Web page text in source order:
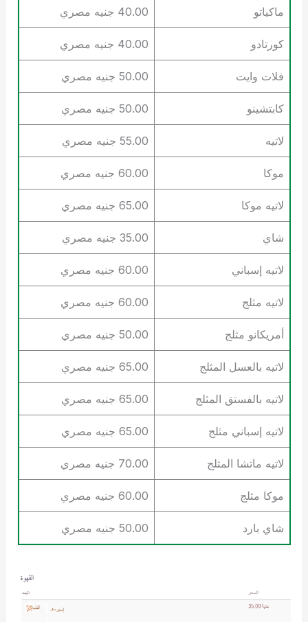
ماكياتو 40.00 جنيه مصري
كورتادو 40.00 جنيه مصري
فلات وايت 50.00 جنيه مصري
كابتشينو 50.00 جنيه مصري
لاتيه 55.00 جنيه مصري
موكا 60.00 جنيه مصري
لاتيه موكا 65.00 جنيه مصري
شاي 35.00 جنيه مصري
لاتيه إسباني 60.00 جنيه مصري
لاتيه مثلج 60.00 جنيه مصري
أمريكانو مثلج 50.00 جنيه مصري
لاتيه بالعسل المثلج 65.00 جنيه مصري
لاتيه بالفستق المثلج 65.00 جنيه مصري
لاتيه إسباني مثلج 65.00 جنيه مصري
لاتيه ماتشا المثلج 70.00 جنيه مصري
موكا مثلج 60.00 جنيه مصري
شاي بارد 50.00 جنيه مصري